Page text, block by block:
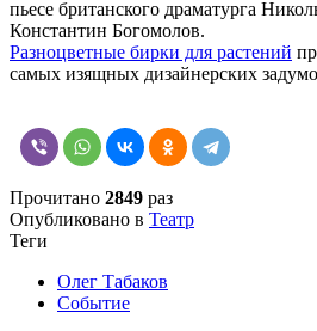
пьесе британского драматурга
Константин Богомолов.
Разноцветные бирки для растений
самых изящных дизайнерских
Прочитано 2849 раз
Опубликовано в Театр
Теги
Олег Табаков
Событие